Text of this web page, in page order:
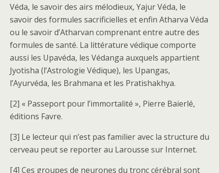
Véda, le savoir des airs mélodieux, Yajur Véda, le
savoir des formules sacrificielles et enfin Atharva Véda
ou le savoir d’Atharvan comprenant entre autre des
formules de santé. La littérature védique comporte
aussi les Upavéda, les Védanga auxquels appartient
Jyotisha (l’Astrologie Védique), les Upangas,
l’Ayurvéda, les Brahmana et les Pratishakhya.
[2] « Passeport pour l’immortalité », Pierre Baierlé,
éditions Favre.
[3] Le lecteur qui n’est pas familier avec la structure du
cerveau peut se reporter au Larousse sur Internet.
[4] Ces groupes de neurones du tronc cérébral sont